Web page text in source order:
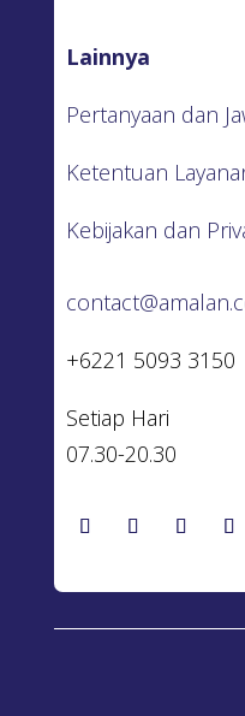
Lainnya
Pertanyaan dan
Ketentuan
Kebijakan dan
+6221 5093 3150
Setiap Hari
07.30-20.30